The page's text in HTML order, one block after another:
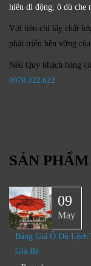
hiên di động, ô dù che
Với tiêu chí lấy chất
phát triển bền vững của
Nếu Quý khách hàng
0978.322.622
SẢN
09
May
Bảng Giá Ô Dù
Giá Rẻ